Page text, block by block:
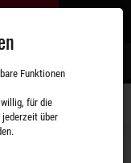
Funktionen
für die
über